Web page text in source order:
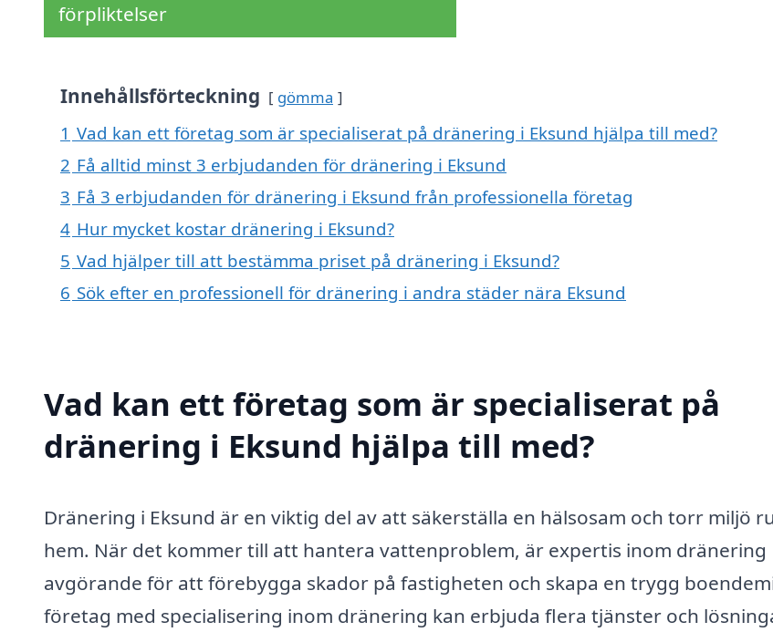
förpliktelser
Innehållsförteckning gömma
1 Vad kan ett företag som är specialiserat på dränering i Eksund hjälpa till med?
2 Få alltid minst 3 erbjudanden för dränering i Eksund
3 Få 3 erbjudanden för dränering i Eksund från professionella företag
4 Hur mycket kostar dränering i Eksund?
5 Vad hjälper till att bestämma priset på dränering i Eksund?
6 Sök efter en professionell för dränering i andra städer nära Eksund
Vad kan ett företag som är specialiserat på
dränering i Eksund hjälpa till med?
Dränering i Eksund är en viktig del av att säkerställa en hälsosam och torr miljö
hem. När det kommer till att hantera vattenproblem, är expertis inom dränering
avgörande för att förebygga skador på fastigheten och skapa en trygg
företag med specialisering inom dränering kan erbjuda flera tjänster och